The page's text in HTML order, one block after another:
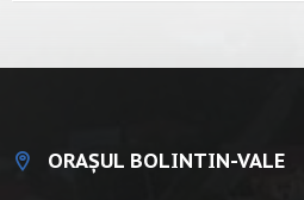
ORAȘUL BOLINTIN-VALE